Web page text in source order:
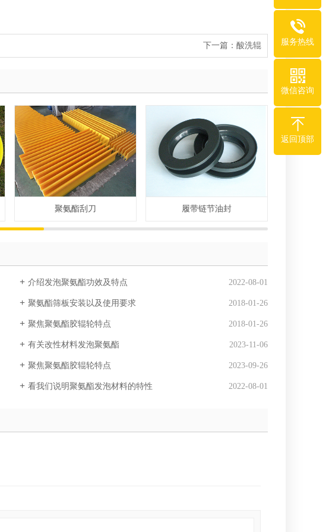
下一篇： 酸洗辊
聚氨酯刮刀 履带链节油封
介绍发泡聚氨酯功效及特点 2022-08-01
聚氨酯筛板安装以及使用要求 2018-01-26
聚焦聚氨酯胶辊轮特点 2018-01-26
有关改性材料发泡聚氨酯 2023-11-06
聚焦聚氨酯胶辊轮特点 2023-09-26
看我们说明聚氨酯发泡材料的特性 2022-08-01
服务热线
微信咨询
返回顶部